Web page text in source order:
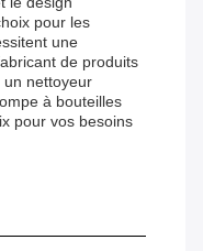
pour les
une
de produits
nettoyeur
à bouteilles
pour vos besoins